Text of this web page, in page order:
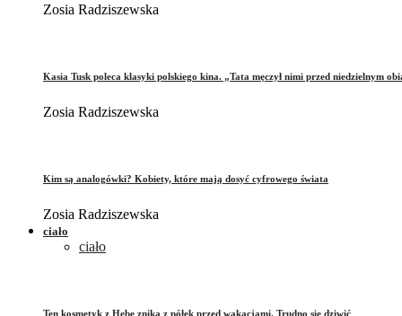
Zosia Radziszewska
Kasia Tusk poleca klasyki polskiego kina. „Tata męczył nimi przed niedzielnym
Zosia Radziszewska
Kim są analogówki? Kobiety, które mają dosyć cyfrowego świata
Zosia Radziszewska
ciało
ciało
Ten kosmetyk z Hebe znika z półek przed wakacjami. Trudno się dziwić